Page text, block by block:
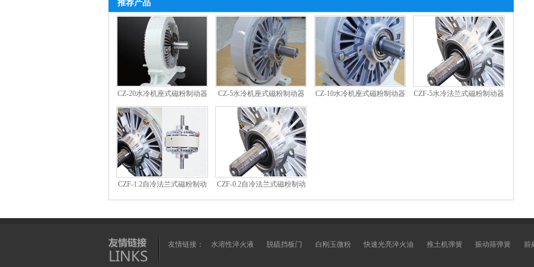
推荐产品
CZ-20水冷机座式磁粉制动器 CZ-5水冷机座式磁粉制动器 CZ-10水冷机座式磁粉制动器 CZF-5水冷法兰式磁粉制动器
CZF-1.2自冷法兰式磁粉制动
CZF-0.2自冷法兰式磁粉制动
友情链接： 水溶性淬火液 脱硫挡板门 白刚玉微粉 快速光亮淬火油 推土机弹簧 振动筛弹簧 前